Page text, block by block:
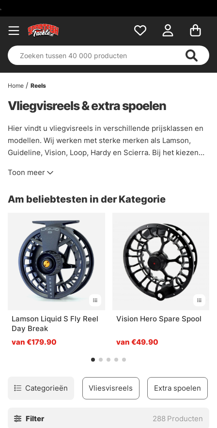
Home Reels
Vliegvisreels & extra spoelen
Hier vindt u vliegvisreels in verschillende prijsklassen en
modellen. Wij werken met sterke merken als Lamson,
Guideline, Vision, Loop, Hardy en Scierra. Bij het kiezen
die bij je vliegenhengel past. In de meeste gevallen is dat
dan kies je een vliegenreel in klasse 5/6. Als je niet zeker
weet welke reel bij jouw vliegenhengel past, kun je altijd
voor je aankoop contact met ons opnemen zodat je de
hulp krijgt die je nodig hebt.
Toon meer
Am beliebtesten in der Kategorie
Lamson Liquid S Fly Reel
Day Break
van €179.90
Vision Hero Spare Spool
van €49.90
Categorieën Vliesvisreels Extra spoelen
Filter 288 Producten